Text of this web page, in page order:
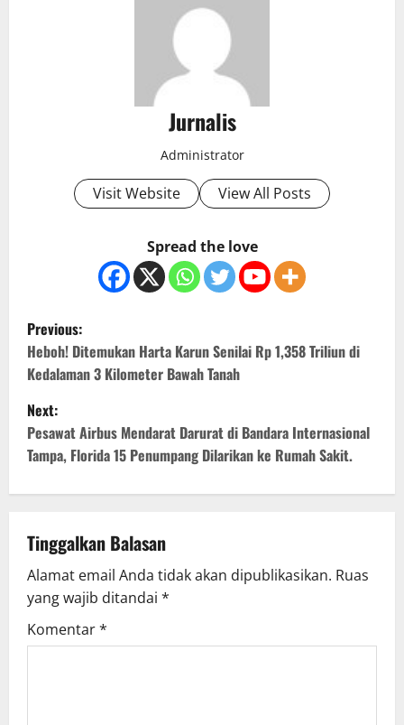
Jurnalis
Administrator
Visit Website View All Posts
Spread the love
P
o
s
t
n
v
i
g
Previous:
Heboh! Ditemukan Harta Karun Senilai Rp 1,358 Triliun di
Kedalaman 3 Kilometer Bawah Tanah
Next:
Pesawat Airbus Mendarat Darurat di Bandara Internasional
Tampa, Florida 15 Penumpang Dilarikan ke Rumah Sakit.
Tinggalkan Balasan
Alamat email Anda tidak akan dipublikasikan. Ruas
yang wajib ditandai *
Komentar*